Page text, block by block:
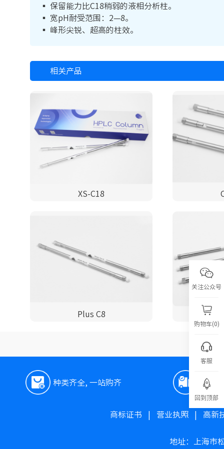
▪ 保留能力比C18稍弱的液相分析柱。
▪ 宽pH耐受范围：2—8。
▪ 峰形尖锐、超高的柱效。
相关产品
XS-C18
Plus C8
种类齐全, 一站购齐 极速
商标证书 营业执照| 高新
地址：上海市
关注公众号
购物车(0)
客服
回到顶部